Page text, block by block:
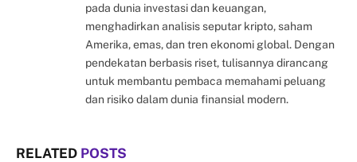
pada dunia investasi dan keuangan,
menghadirkan analisis seputar kripto, saham
Amerika, emas, dan tren ekonomi global. Dengan
pendekatan berbasis riset, tulisannya dirancang
untuk membantu pembaca memahami peluang
dan risiko dalam dunia finansial modern.
RELATED POSTS